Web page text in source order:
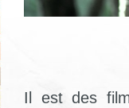
Il est des